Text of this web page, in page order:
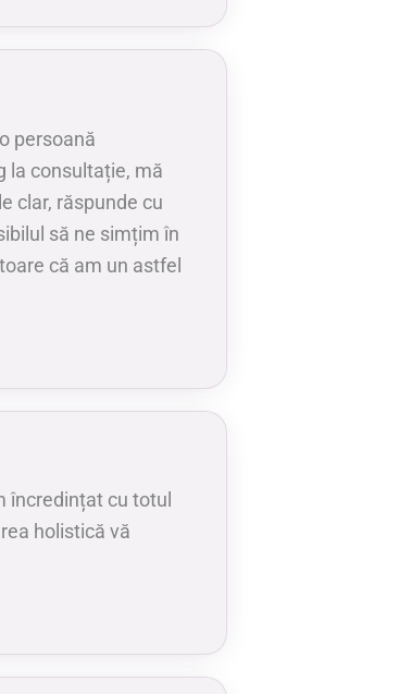
persoană
la consultație, mă
clar, răspunde cu
să ne simțim în
că am un astfel
încredințat cu totul
holistică vă